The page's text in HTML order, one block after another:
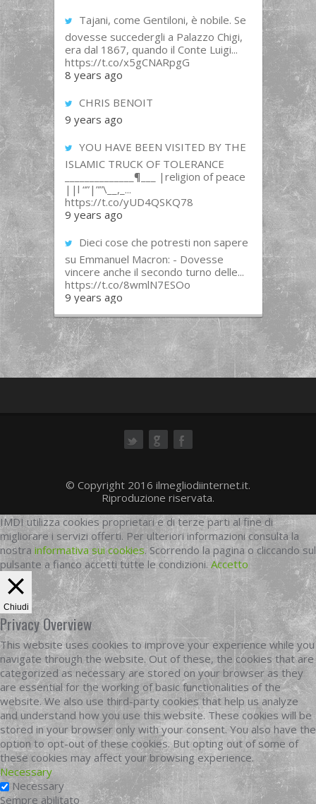
Tajani, come Gentiloni, è nobile. Se
dovesse succedergli a Palazzo Chigi,
era dal 1867, quando il Conte Luigi...
https://t.co/x5gCNARpgG
8 years ago
CHRIS BENOIT
9 years ago
YOU HAVE BEEN VISITED BY THE
ISLAMIC TRUCK OF TOLERANCE
______________¶___ |religion of peace
||l “”|””\__,_...
https://t.co/yUD4QSKQ78
9 years ago
Dieci cose che potresti non sapere
su Emmanuel Macron: - Dovesse
vincere anche il secondo turno delle...
https://t.co/8wmlN7ESOo
9 years ago
© Copyright 2016 ilmegliodiinternet.it.
Riproduzione riservata.
IMDI utilizza cookies proprietari e di terze parti al fine di
migliorare i servizi offerti. Per ulteriori informazioni consulta la
nostra informativa sui cookies. Scorrendo la pagina o cliccando sul
pulsante a fianco accetti tutte le condizioni.Accetto
Chiudi
Privacy Overview
This website uses cookies to improve your experience while you
navigate through the website. Out of these, the cookies that are
categorized as necessary are stored on your browser as they
are essential for the working of basic functionalities of the
website. We also use third-party cookies that help us analyze
and understand how you use this website. These cookies will be
stored in your browser only with your consent. You also have the
option to opt-out of these cookies. But opting out of some of
these cookies may affect your browsing experience.
Necessary
Necessary
Sempre abilitato